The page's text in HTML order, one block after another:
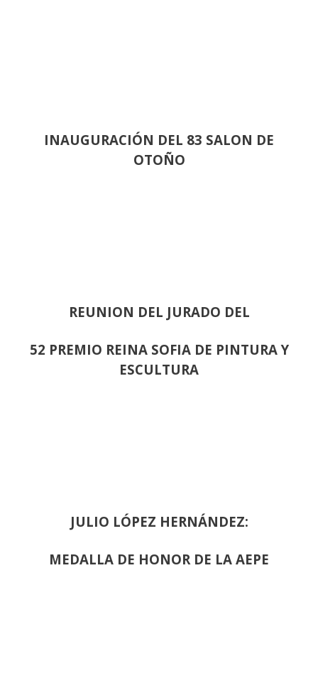
INAUGURACIÓN DEL 83 SALON DE
OTOÑO
REUNION DEL JURADO DEL
52 PREMIO REINA SOFIA DE PINTURA Y
ESCULTURA
JULIO LÓPEZ HERNÁNDEZ:
MEDALLA DE HONOR DE LA AEPE